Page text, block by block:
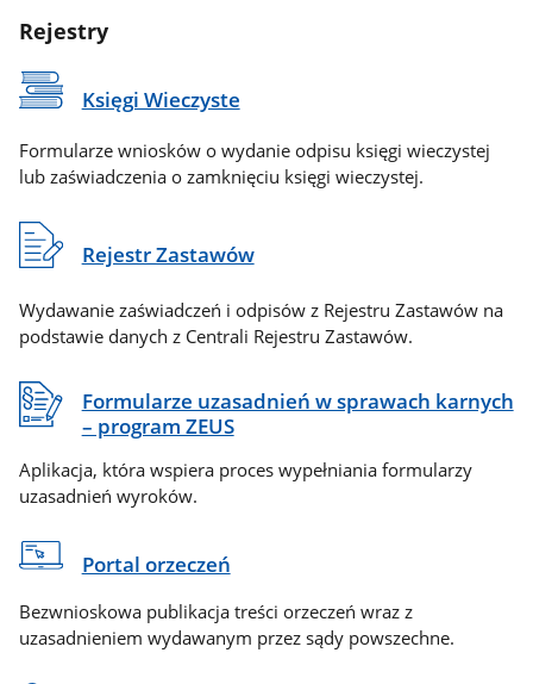
Rejestry
Księgi Wieczyste
Formularze wniosków o wydanie odpisu księgi wieczystej
lub zaświadczenia o zamknięciu księgi wieczystej.
Rejestr Zastawów
Wydawanie zaświadczeń i odpisów z Rejestru Zastawów na
podstawie danych z Centrali Rejestru Zastawów.
Formularze uzasadnień w sprawach karnych
– program ZEUS
Aplikacja, która wspiera proces wypełniania formularzy
uzasadnień wyroków.
Portal orzeczeń
Bezwnioskowa publikacja treści orzeczeń wraz z
uzasadnieniem wydawanym przez sądy powszechne.